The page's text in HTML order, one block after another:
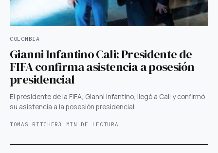
COLOMBIA
Gianni Infantino Cali: Presidente de
FIFA confirma asistencia a posesión
presidencial
El presidente de la FIFA, Gianni Infantino, llegó a Cali y confirmó
su asistencia a la posesión presidencial…
TOMAS RITCHER3 MIN DE LECTURA